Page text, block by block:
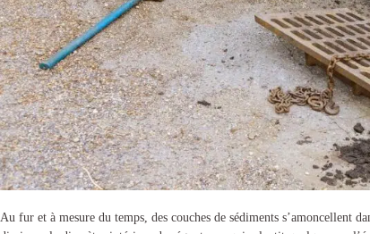
Au fur et à mesure du temps, des couches de sédiments s’amoncellent